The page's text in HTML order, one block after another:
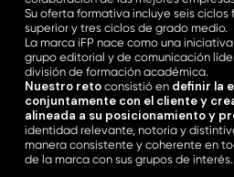
Su oferta formativa incluye seis
superior y tres ciclos de grado medio.
La marca iFP nace como una
grupo editorial y de comunicación
división de formación académica.
Nuestro retoconsistió en definir la
conjuntamente con el cliente y
alineada a su posicionamiento y
identidad relevante, notoria y
manera consistente y coherente en
de la marca con sus grupos de interés.